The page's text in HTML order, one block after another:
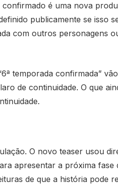
é uma nova
publicamente se isso
com outros personagens
temporada confirmada”
de continuidade. O que
O novo teaser usou
apresentar a próxima fase
de que a história pode